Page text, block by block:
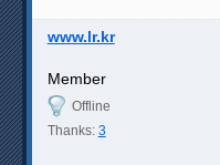
www.lr.kr
Member
Offline
Thanks: 3